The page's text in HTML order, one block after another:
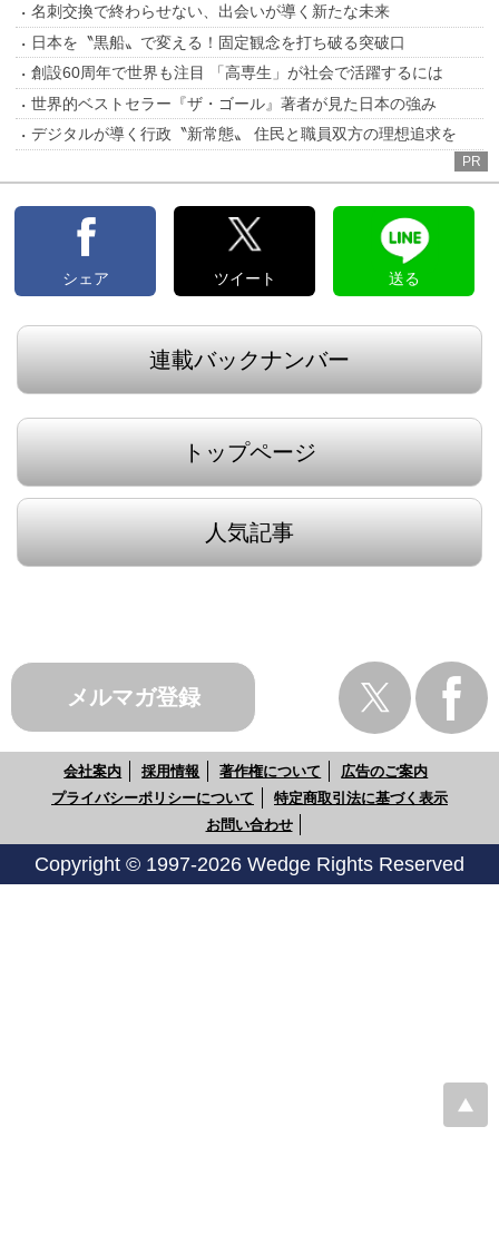
名刺交換で終わらせない、出会いが導く新たな未来
日本を〝黒船〟で変える！固定観念を打ち破る突破口
創設60周年で世界も注目 「高専生」が社会で活躍するには
世界的ベストセラー『ザ・ゴール』著者が見た日本の強み
デジタルが導く行政〝新常態〟 住民と職員双方の理想追求を
PR
シェア ツイート 送る
連載バックナンバー
トップページ
人気記事
メルマガ登録
会社案内 採用情報 著作権について
広告のご案内
プライバシーポリシーについて
特定商取引法に基づく表示
お問い合わせ
Copyright © 1997-2026 Wedge Rights Reserved